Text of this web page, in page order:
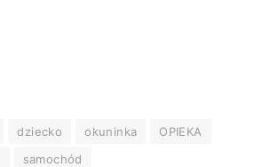
dziecko okuninka
OPIEKA
samochód